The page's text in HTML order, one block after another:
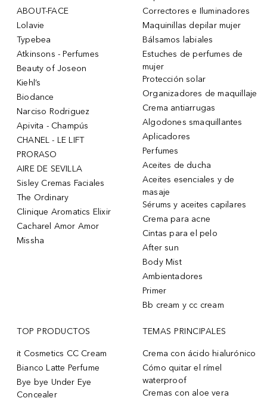
ABOUT-FACE
Lolavie
Typebea
Atkinsons - Perfumes
Beauty of Joseon
Kiehl’s
Biodance
Narciso Rodriguez
Apivita - Champús
CHANEL - LE LIFT
PRORASO
AIRE DE SEVILLA
Sisley Cremas Faciales
The Ordinary
Clinique Aromatics Elixir
Cacharel Amor Amor
Missha
Correctores e Iluminadores
Maquinillas depilar mujer
Bálsamos labiales
Estuches de perfumes de
mujer
Protección solar
Organizadores de maquillaje
Crema antiarrugas
Algodones smaquillantes
Aplicadores
Perfumes
Aceites de ducha
Aceites esenciales y de
masaje
Sérums y aceites capilares
Crema para acne
Cintas para el pelo
After sun
Body Mist
Ambientadores
Primer
Bb cream y cc cream
TOP PRODUCTOS
it Cosmetics CC Cream
Bianco Latte Perfume
Bye bye Under Eye
Concealer
TEMAS PRINCIPALES
Crema con ácido hialurónico
Cómo quitar el rímel
waterproof
Cremas con aloe vera